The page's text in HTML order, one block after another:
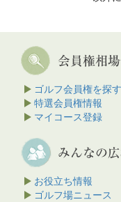
ゴルフ会員権を探す
特選会員権情報
マイコース登録
お役立ち情報
ゴルフ場ニュース